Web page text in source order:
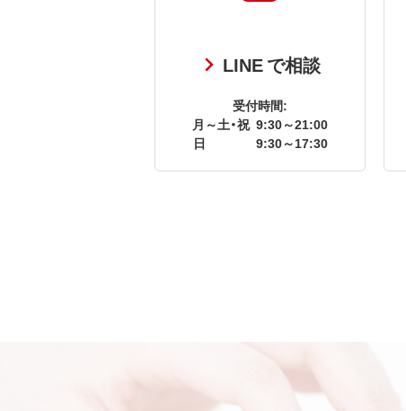
LINE で相談
受付時間:
月～土・祝 9:30～21:00
日
9:30～17:30